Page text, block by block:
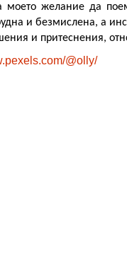
моето желание да
и безмислена, а
и притеснения,
@olly/